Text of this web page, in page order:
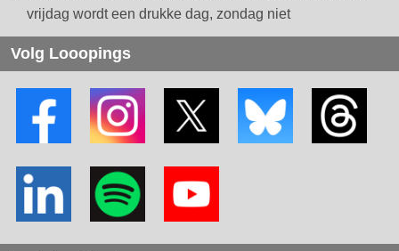
vrijdag wordt een drukke dag, zondag niet
Volg Looopings